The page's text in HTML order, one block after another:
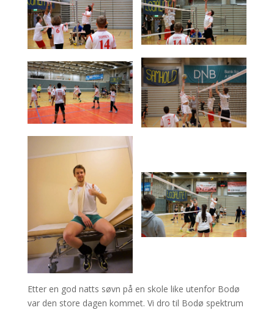
Etter en god natts søvn på en skole like utenfor Bodø
var den store dagen kommet. Vi dro til Bodø spektrum